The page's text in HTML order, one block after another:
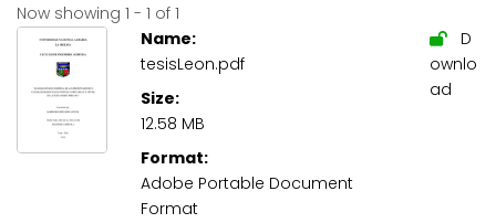
Now showing 1 - 1 of 1
Name:
tesisLeon.pdf
Size:
12.58 MB
Format:
Adobe Portable Document
Format
D
ownlo
ad